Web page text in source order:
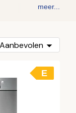
meer...
Aanbevolen
E